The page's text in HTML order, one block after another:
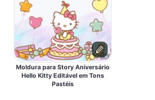
Moldura para Story Aniversário
Hello Kitty Editável em Tons
Pastéis